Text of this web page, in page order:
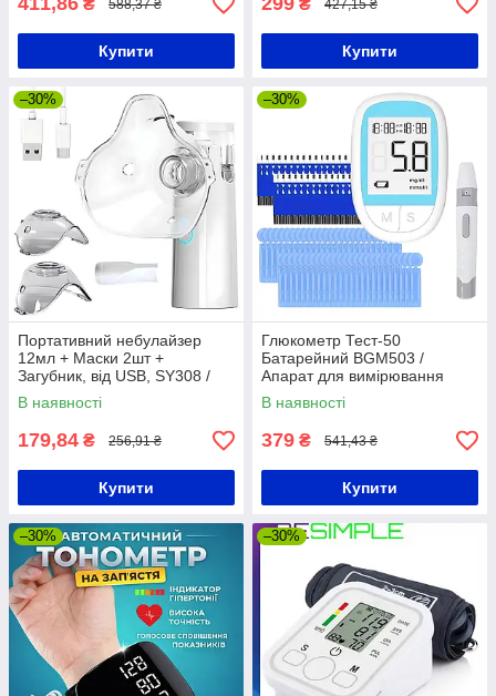
₴ 588,37 ₴
Купити
₴ 427,15 ₴
Купити
–30%
Портативний небулайзер
12мл + Маски 2шт +
Загубник, від USB, SY308 /
Ультразвуковий небулайзер
В наявності
179,84 ₴ 256,91 ₴
Купити
–30%
Глюкометр Тест-50
Батарейний BGM503 /
Апарат для вимірювання
цукру / Вимірювач цукру в
крові
В наявності
379 ₴ 541,43 ₴
Купити
–30% –30%